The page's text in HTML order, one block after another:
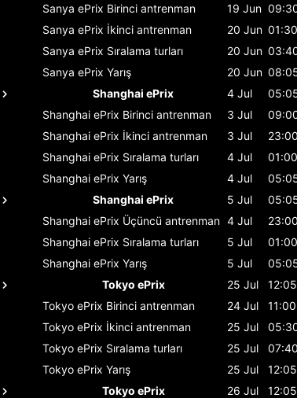
Sanya ePrix Birinci antrenman 19 Jun
Sanya ePrix İkinci antrenman 20 Jun 01:30
Sanya ePrix Sıralama turları 20 Jun
Sanya ePrix Yarış 20 Jun
Shanghai ePrix
4 Jul
Shanghai ePrix Birinci antrenman 3 Jul
Shanghai ePrix İkinci antrenman 3 Jul
23:00
Shanghai ePrix Sıralama turları 4 Jul
01:00
Shanghai ePrix Yarış 4 Jul
Shanghai ePrix
5 Jul
Shanghai ePrix Üçüncü antrenman 4 Jul
23:00
Shanghai ePrix Sıralama turları 5 Jul
01:00
Shanghai ePrix Yarış 5 Jul
Tokyo ePrix
25 Jul
12:05
Tokyo ePrix Birinci antrenman 24 Jul
11:00
Tokyo ePrix İkinci antrenman 25 Jul
Tokyo ePrix Sıralama turları 25 Jul
07:40
Tokyo ePrix Yarış 25 Jul
12:05
Tokyo ePrix
26 Jul
12:05